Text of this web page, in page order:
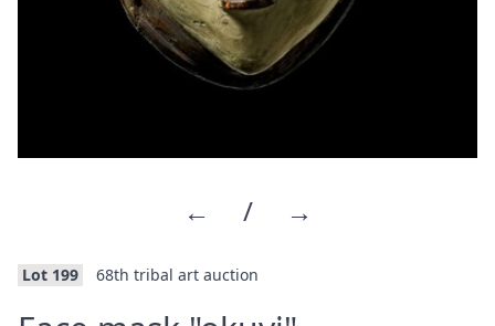
← / →
Lot 199 68th tribal art auction